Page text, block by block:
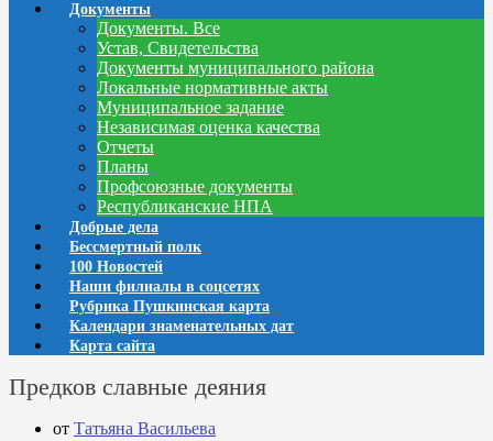
Документы
Документы. Все
Устав, Свидетельства
Документы муниципального района
Локальные нормативные акты
Муниципальное задание
Независимая оценка качества
Отчеты
Планы
Профсоюзные документы
Республиканские НПА
Добрые дела
Бессмертный полк
100 Новостей
Наши филиалы в соцсетях
Рубрика Пушкинская карта
Календари знаменательных дат
Карта сайта
Предков славные деяния
от Татьяна Васильева